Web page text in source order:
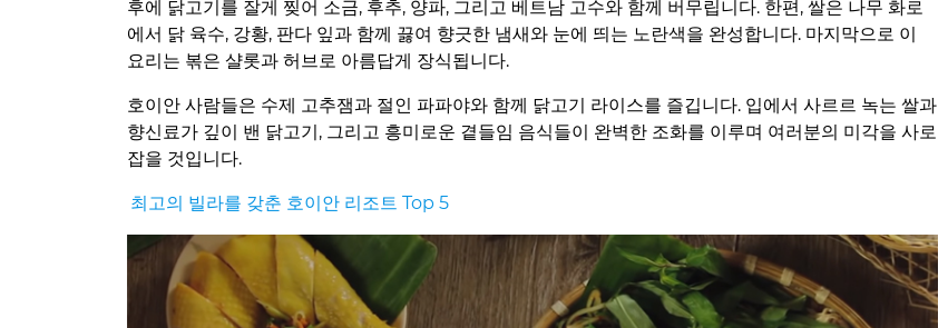
후에 닭고기를 잘게 찢어 소금, 후추, 양파, 그리고 베트남 고수와 함께 버무립니다. 한편, 쌀은 나무 화로
에서 닭 육수, 강황, 판다 잎과 함께 끓여 향긋한 냄새와 눈에 띄는 노란색을 완성합니다. 마지막으로 이
요리는 볶은 샬롯과 허브로 아름답게 장식됩니다.
호이안 사람들은 수제 고추잼과 절인 파파야와 함께 닭고기 라이스를 즐깁니다. 입에서 사르르 녹는 쌀과
향신료가 깊이 밴 닭고기, 그리고 흥미로운 곁들임 음식들이 완벽한 조화를 이루며 여러분의 미각을 사로
잡을 것입니다.
최고의 빌라를 갖춘 호이안 리조트 Top 5